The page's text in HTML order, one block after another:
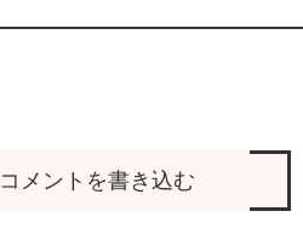
コメントを書き込む